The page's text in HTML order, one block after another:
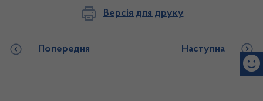
Версія для друку
Попередня Наступна